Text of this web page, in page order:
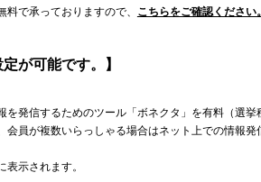
で承っておりますので、 こちらをご確認ください。
が可能です。】
を発信するためのツール「ボネクタ」を有料（選
会員が複数いらっしゃる場合はネット上での情報
示されます。